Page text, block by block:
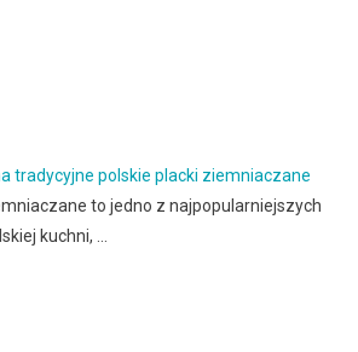
tradycyjne polskie placki ziemniaczane
to jedno z najpopularniejszych
kuchni, …